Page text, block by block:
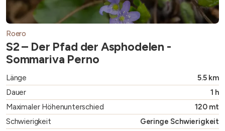
Roero
S2 – Der Pfad der Asphodelen -
Sommariva Perno
Länge
5.5 km
Dauer
1 h
Maximaler Höhenunterschied
120 mt
Schwierigkeit
Geringe Schwierigkeit